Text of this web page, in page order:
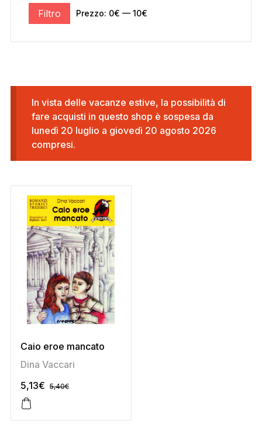
In vista delle vacanze estive, la possibilità di
fare acquisti in questo shop è sospesa da
lunedì 20 luglio a giovedì 20 agosto 2026
compresi.
Caio eroe mancato
Dina Vaccari
5,13€ 5,40€
Filtro Prezzo: 0€ — 10€